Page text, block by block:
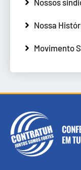
Nossos
Nossa
Movimento